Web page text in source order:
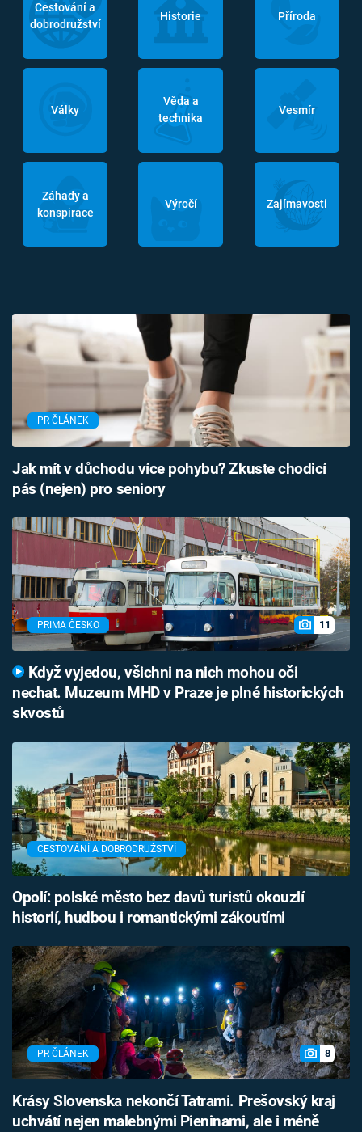
Cestování a
dobrodružství
Historie Příroda
Války
Věda a
technika
Vesmír
Záhady a
konspirace
Výročí Zajímavosti
PR ČLÁNEK
Jak mít v důchodu více pohybu? Zkuste chodicí
pás (nejen) pro seniory
PRIMA ČESKO 11
Když vyjedou, všichni na nich mohou oči
nechat. Muzeum MHD v Praze je plné historických
skvostů
CESTOVÁNÍ A DOBRODRUŽSTVÍ
Opolí: polské město bez davů turistů okouzlí
historií, hudbou i romantickými zákoutími
PR ČLÁNEK 8
Krásy Slovenska nekončí Tatrami. Prešovský kraj
uchvátí nejen malebnými Pieninami, ale i méně